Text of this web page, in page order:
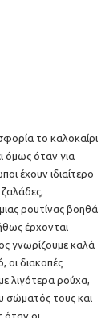
το καλοκαίρι
όμως όταν για
έχουν ιδιαίτερο
ρουτίνας βοηθά
έρχονται
γνωρίζουμε καλά
οι διακοπές
λιγότερα ρούχα,
σώματός τους και
όταν οι